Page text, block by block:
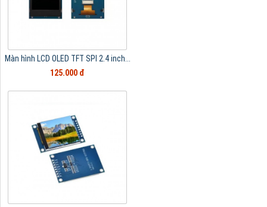
Màn hình LCD OLED TFT SPI 2.4 inch...
125.000 đ